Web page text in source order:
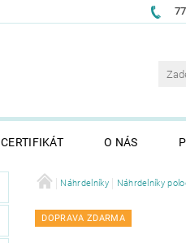
CERTIFIKÁT O NÁS
Náhrdelníky Náhrdelníky
DOPRAVA ZDARMA